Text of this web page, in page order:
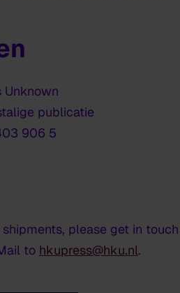
Unknown
publicatie
906 5
shipments, please get in
to hkupress@hku.nl.